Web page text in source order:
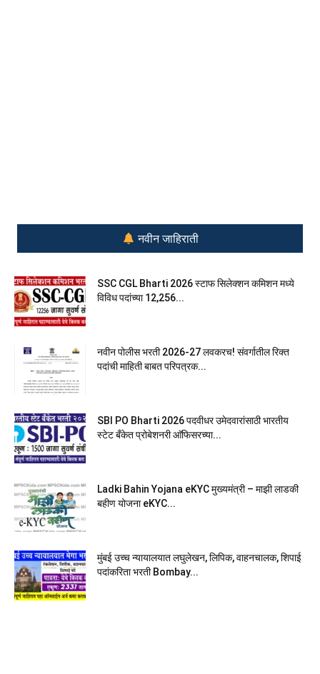
नवीन जाहिराती
SSC CGL Bharti 2026 स्टाफ सिलेक्शन कमिशन मध्ये
विविध पदांच्या 12,256...
नवीन पोलीस भरती 2026-27 लवकरच! संवर्गातील रिक्त
पदांची माहिती बाबत परिपत्रक...
SBI PO Bharti 2026 पदवीधर उमेदवारांसाठी भारतीय
स्टेट बँकेत प्रोबेशनरी आ‍ॅफिसरच्या...
Ladki Bahin Yojana eKYC मुख्यमंत्री – माझी लाडकी
बहीण योजना eKYC...
मुंबई उच्च न्यायालयात लघुलेखन, लिपिक, वाहनचालक, शिपाई
पदांकरिता भरती Bombay...